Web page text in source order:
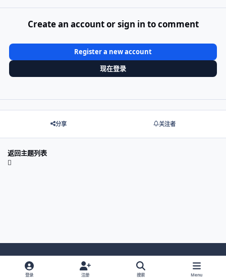
Create an account or sign in to comment
Register a new account
现在登录
分享 关注者
返回主题列表
Light ModeDark ModeSystem Preference
登录 注册 搜索 Menu